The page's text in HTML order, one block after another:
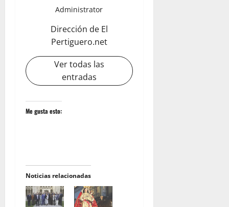
Administrator
Dirección de El
Pertiguero.net
Ver todas las
entradas
Me gusta esto:
Noticias relacionadas